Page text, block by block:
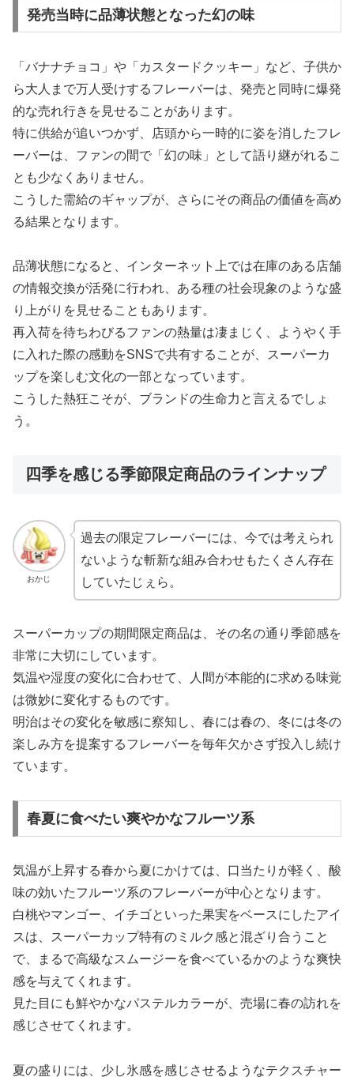
発売当時に品薄状態となった幻の味
「バナナチョコ」や「カスタードクッキー」など、子供か
ら大人まで万人受けするフレーバーは、発売と同時に爆発
的な売れ行きを見せることがあります。
特に供給が追いつかず、店頭から一時的に姿を消したフレ
ーバーは、ファンの間で「幻の味」として語り継がれるこ
とも少なくありません。
こうした需給のギャップが、さらにその商品の価値を高め
る結果となります。
品薄状態になると、インターネット上では在庫のある店舗
の情報交換が活発に行われ、ある種の社会現象のような盛
り上がりを見せることもあります。
再入荷を待ちわびるファンの熱量は凄まじく、ようやく手
に入れた際の感動をSNSで共有することが、スーパーカ
ップを楽しむ文化の一部となっています。
こうした熱狂こそが、ブランドの生命力と言えるでしょ
う。
四季を感じる季節限定商品のラインナップ
おかじ
過去の限定フレーバーには、今では考えられ
ないような斬新な組み合わせもたくさん存在
していたじぇら。
スーパーカップの期間限定商品は、その名の通り季節感を
非常に大切にしています。
気温や湿度の変化に合わせて、人間が本能的に求める味覚
は微妙に変化するものです。
明治はその変化を敏感に察知し、春には春の、冬には冬の
楽しみ方を提案するフレーバーを毎年欠かさず投入し続け
ています。
春夏に食べたい爽やかなフルーツ系
気温が上昇する春から夏にかけては、口当たりが軽く、酸
味の効いたフルーツ系のフレーバーが中心となります。
白桃やマンゴー、イチゴといった果実をベースにしたアイ
スは、スーパーカップ特有のミルク感と混ざり合うこと
で、まるで高級なスムージーを食べているかのような爽快
感を与えてくれます。
見た目にも鮮やかなパステルカラーが、売場に春の訪れを
感じさせてくれます。
夏の盛りには、少し氷感を感じさせるようなテクスチャー